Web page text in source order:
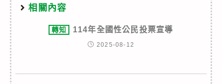
相關內容
轉知 114年全國性公民投票宣導
2025-08-12